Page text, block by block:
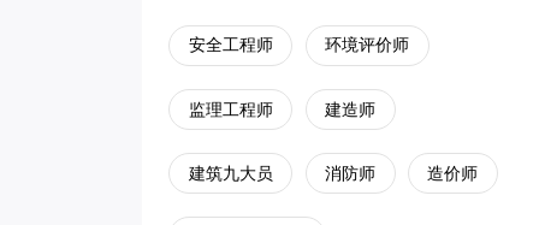
安全工程师 环境评价师
监理工程师 建造师
建筑九大员 消防师 造价师